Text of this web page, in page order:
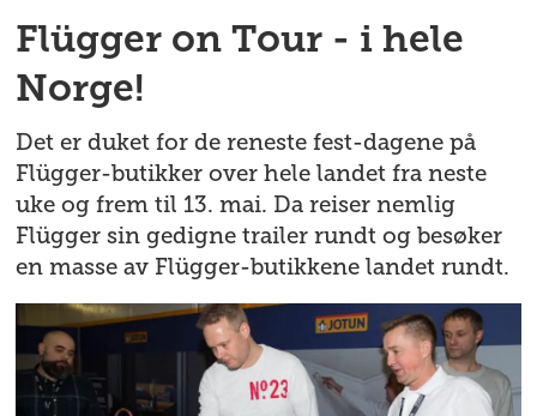
Flügger on Tour - i hele
Norge!
Det er duket for de reneste fest-dagene på
Flügger-butikker over hele landet fra neste
uke og frem til 13. mai. Da reiser nemlig
Flügger sin gedigne trailer rundt og besøker
en masse av Flügger-butikkene landet rundt.